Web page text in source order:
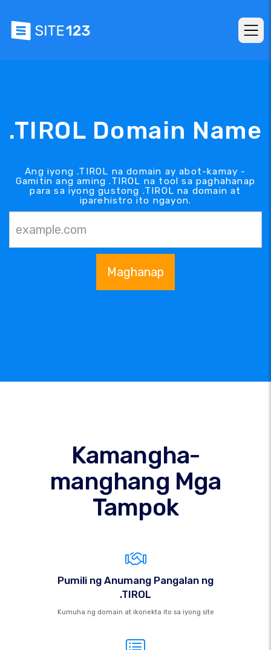
.TIROL Domain Name
Ang iyong .TIROL na domain ay abot-kamay -
Gamitin ang aming .TIROL na tool sa paghahanap
para sa iyong gustong .TIROL na domain at
iparehistro ito ngayon.
Maghanap
Kamangha-
manghang Mga
Tampok
Pumili ng Anumang Pangalan ng
.TIROL
Kumuha ng domain at ikonekta ito sa iyong site